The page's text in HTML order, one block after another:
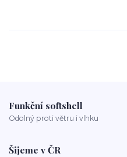
Funkční softshell
Odolný proti větru i vlhku
Šijeme v ČR